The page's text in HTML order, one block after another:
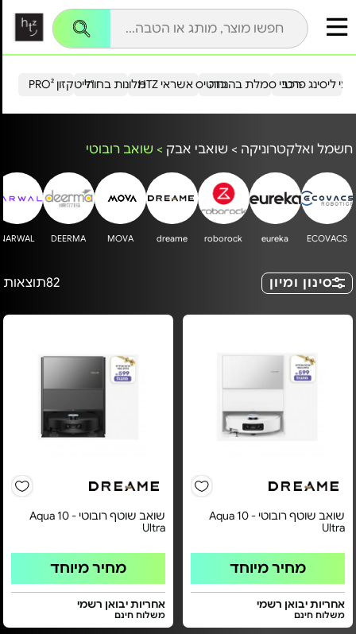
הייטקזון PRO²מלונות בחו"ל כרטיס אשראי HTZ ליסינג פרטירכבי סמלת בהנחה
חשמל ואלקטרוניקה > שואבי אבק > שואב רובוטי
ECOVACS
eureka
roborock
dreame
MOVA
DEERMA
סינון ומיון 82תוצאות
שואב שוטף רובוטי - Aqua 10
Ultra
מחיר מיוחד
אחריות יבואן רשמי
משלוח חינם
שואב שוטף רובוטי - Aqua 10
Ultra
מחיר מיוחד
אחריות יבואן רשמי
משלוח חינם